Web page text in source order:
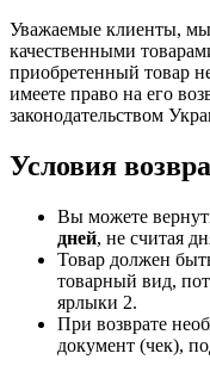
Уважаемые клиенты, мы
качественными
приобретенный товар
имеете право на его
законодательством
Условия
Вы можете
дней, не считая
Товар должен
товарный вид,
ярлыки 2.
При возврате
документ (чек),